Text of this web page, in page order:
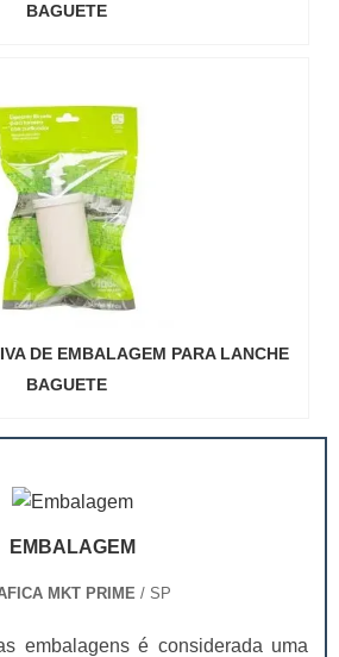
BAGUETE
DE EMBALAGEM PARA LANCHE
BAGUETE
EMBALAGEM
MKT PRIME / SP
embalagens é considerada uma